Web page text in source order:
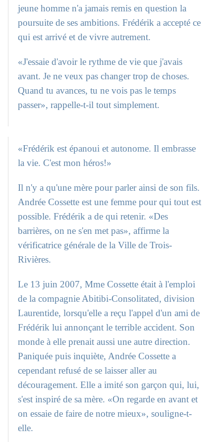
jeune homme n'a jamais remis en question la
poursuite de ses ambitions. Frédérik a accepté ce
qui est arrivé et de vivre autrement.
«J'essaie d'avoir le rythme de vie que j'avais
avant. Je ne veux pas changer trop de choses.
Quand tu avances, tu ne vois pas le temps
passer», rappelle-t-il tout simplement.
«Frédérik est épanoui et autonome. Il embrasse
la vie. C'est mon héros!»
Il n'y a qu'une mère pour parler ainsi de son fils.
Andrée Cossette est une femme pour qui tout est
possible. Frédérik a de qui retenir. «Des
barrières, on ne s'en met pas», affirme la
vérificatrice générale de la Ville de Trois-
Rivières.
Le 13 juin 2007, Mme Cossette était à l'emploi
de la compagnie Abitibi-Consolitated, division
Laurentide, lorsqu'elle a reçu l'appel d'un ami de
Frédérik lui annonçant le terrible accident. Son
monde à elle prenait aussi une autre direction.
Paniquée puis inquiète, Andrée Cossette a
cependant refusé de se laisser aller au
découragement. Elle a imité son garçon qui, lui,
s'est inspiré de sa mère. «On regarde en avant et
on essaie de faire de notre mieux», souligne-t-
elle.